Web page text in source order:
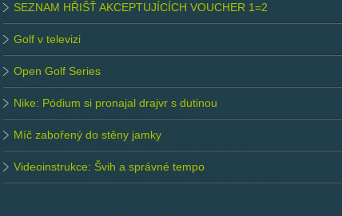
SEZNAM HŘIŠŤ AKCEPTUJÍCÍCH VOUCHER 1=2
Golf v televizi
Open Golf Series
Nike: Pódium si pronajal drajvr s dutinou
Míč zabořený do stěny jamky
Videoinstrukce: Švih a správné tempo